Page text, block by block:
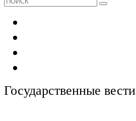
Государственные вести